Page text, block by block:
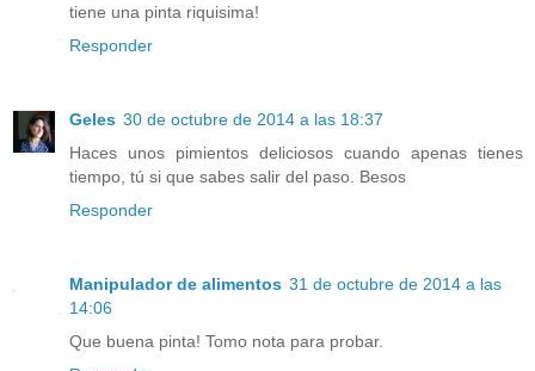
tiene una pinta riquisima!
Responder
Geles 30 de octubre de 2014 a las 18:37
Haces unos pimientos deliciosos cuando apenas tienes
tiempo, tú si que sabes salir del paso. Besos
Responder
Manipulador de alimentos 31 de octubre de 2014 a las
14:06
Que buena pinta! Tomo nota para probar.